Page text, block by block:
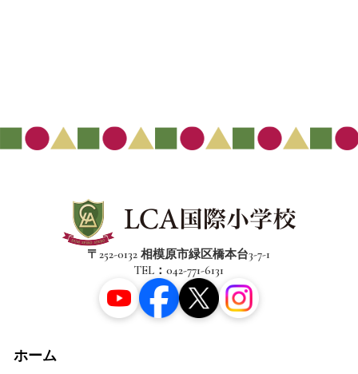
〒252-0132 相模原市緑区橋本台3-7-1
TEL：042-771-6131
ホーム